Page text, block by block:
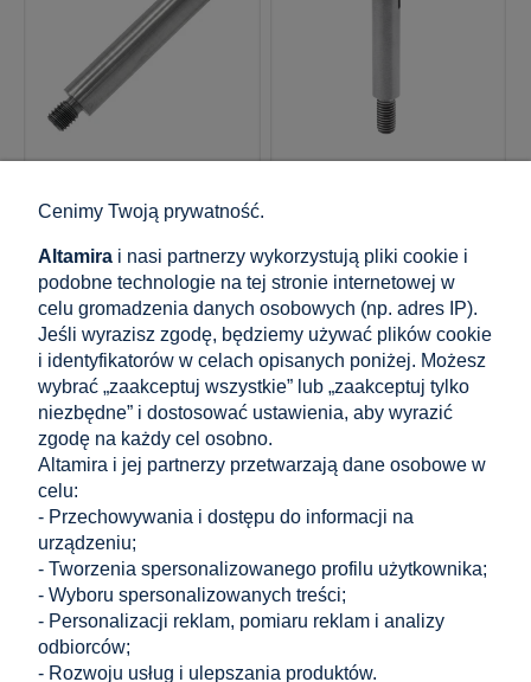
Pręt podpory poręczy fi
14×75 mm AISI 304 –
5,62 zł
zawiera 23% VAT, bez kosztów
dostawy
Cena netto:4,57 zł
do koszyka
do balustrady
nierdzewnej
12,30 zł
zawiera 23% VAT, bez kosztów
dostawy
Cena netto: 10,00 zł
do koszyka
«
Zakupy
Cenimy Twoją prywatność.
Altamira i nasi partnerzy wykorzystują pliki cookie i
podobne technologie na tej stronie internetowej w
celu gromadzenia danych osobowych (np. adres IP).
Jeśli wyrazisz zgodę, będziemy używać plików cookie
i identyfikatorów w celach opisanych poniżej. Możesz
wybrać „zaakceptuj wszystkie” lub „zaakceptuj tylko
niezbędne” i dostosować ustawienia, aby wyrazić
zgodę na każdy cel osobno.
Altamira i jej partnerzy przetwarzają dane osobowe w
celu:
- Przechowywania i dostępu do informacji na
urządzeniu;
- Tworzenia spersonalizowanego profilu użytkownika;
- Wyboru spersonalizowanych treści;
- Personalizacji reklam, pomiaru reklam i analizy
odbiorców;
- Rozwoju usług i ulepszania produktów.